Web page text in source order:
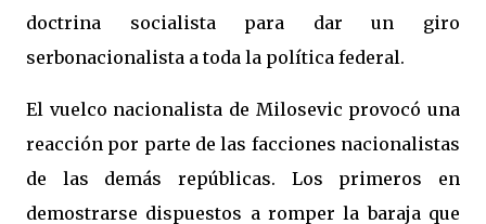
doctrina socialista para dar un giro
serbonacionalista a toda la política federal.
El vuelco nacionalista de Milosevic provocó una
reacción por parte de las facciones nacionalistas
de las demás repúblicas. Los primeros en
demostrarse dispuestos a romper la baraja que